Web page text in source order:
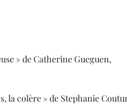
» de Catherine Gueguen,
la colère » de Stephanie